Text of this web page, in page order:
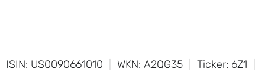
ISIN: US0090661010 WKN: A2QG35 Ticker: 6Z1